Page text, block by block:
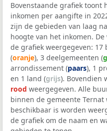
Bovenstaande grafiek
inkomen per aangifte in
zijn de gebieden van laag
hoogte van het inkomen.
de grafiek weergegeven: 17
(oranje), 3 deelgemeenten (
arrondissement (paars), 1
en 1 land (grijs). Bovendien
rood weergegeven. Alle
binnen de gemeente Ternat
beschikbaar is worden
de grafiek om de naam en